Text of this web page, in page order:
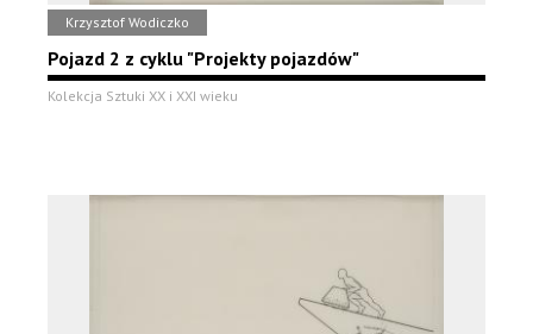
Krzysztof Wodiczko
Pojazd 2 z cyklu "Projekty pojazdów"
Kolekcja Sztuki XX i XXI wieku